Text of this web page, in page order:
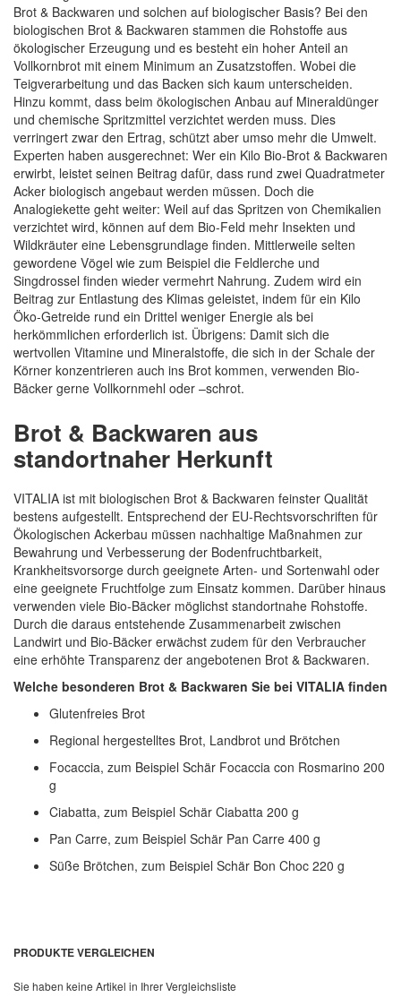
Brot & Backwaren und solchen auf biologischer Basis? Bei den
biologischen Brot & Backwaren stammen die Rohstoffe aus
ökologischer Erzeugung und es besteht ein hoher Anteil an
Vollkornbrot mit einem Minimum an Zusatzstoffen. Wobei die
Teigverarbeitung und das Backen sich kaum unterscheiden.
Hinzu kommt, dass beim ökologischen Anbau auf Mineraldünger
und chemische Spritzmittel verzichtet werden muss. Dies
verringert zwar den Ertrag, schützt aber umso mehr die Umwelt.
Experten haben ausgerechnet: Wer ein Kilo Bio-Brot & Backwaren
erwirbt, leistet seinen Beitrag dafür, dass rund zwei Quadratmeter
Acker biologisch angebaut werden müssen. Doch die
Analogiekette geht weiter: Weil auf das Spritzen von Chemikalien
verzichtet wird, können auf dem Bio-Feld mehr Insekten und
Wildkräuter eine Lebensgrundlage finden. Mittlerweile selten
gewordene Vögel wie zum Beispiel die Feldlerche und
Singdrossel finden wieder vermehrt Nahrung. Zudem wird ein
Beitrag zur Entlastung des Klimas geleistet, indem für ein Kilo
Öko-Getreide rund ein Drittel weniger Energie als bei
herkömmlichen erforderlich ist. Übrigens: Damit sich die
wertvollen Vitamine und Mineralstoffe, die sich in der Schale der
Körner konzentrieren auch ins Brot kommen, verwenden Bio-
Bäcker gerne Vollkornmehl oder –schrot.
Brot & Backwaren aus
standortnaher Herkunft
VITALIA ist mit biologischen Brot & Backwaren feinster Qualität
bestens aufgestellt. Entsprechend der EU-Rechtsvorschriften für
Ökologischen Ackerbau müssen nachhaltige Maßnahmen zur
Bewahrung und Verbesserung der Bodenfruchtbarkeit,
Krankheitsvorsorge durch geeignete Arten- und Sortenwahl oder
eine geeignete Fruchtfolge zum Einsatz kommen. Darüber hinaus
verwenden viele Bio-Bäcker möglichst standortnahe Rohstoffe.
Durch die daraus entstehende Zusammenarbeit zwischen
Landwirt und Bio-Bäcker erwächst zudem für den Verbraucher
eine erhöhte Transparenz der angebotenen Brot & Backwaren.
Welche besonderen Brot & Backwaren Sie bei VITALIA finden
Glutenfreies Brot
Regional hergestelltes Brot, Landbrot und Brötchen
Focaccia, zum Beispiel Schär Focaccia con Rosmarino 200
g
Ciabatta, zum Beispiel Schär Ciabatta 200 g
Pan Carre, zum Beispiel Schär Pan Carre 400 g
Süße Brötchen, zum Beispiel Schär Bon Choc 220 g
PRODUKTE VERGLEICHEN
Sie haben keine Artikel in Ihrer Vergleichsliste